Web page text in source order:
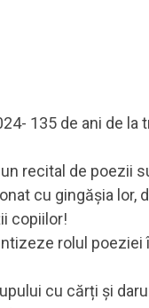
135 de ani de
recital de poezii
cu gingășia
copiilor!
rolul poeziei
cu cărți și